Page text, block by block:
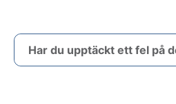
Har du upptäckt ett fel på